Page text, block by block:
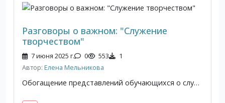
Разговоры о важном: "Служение
творчеством"
7 июня 2025 г. 0 553 1
Автор: Елена Мельникова
Обогащение представлений обучающихся о служении Отечеству, углубление понимания социального и духовного смысла творчества, значения искусства в жизни общества и человека; приобщение к ценностям российской культуры.